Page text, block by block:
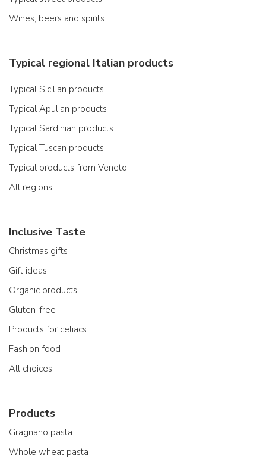
Wines, beers and spirits
Typical regional Italian products
Typical Sicilian products
Typical Apulian products
Typical Sardinian products
Typical Tuscan products
Typical products from Veneto
All regions
Inclusive Taste
Christmas gifts
Gift ideas
Organic products
Gluten-free
Products for celiacs
Fashion food
All choices
Products
Gragnano pasta
Whole wheat pasta